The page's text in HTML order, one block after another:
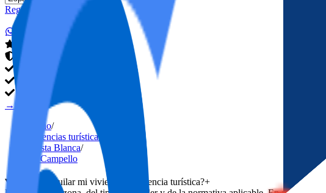
Register
→
Inicio/
Licencias turísticas
Costa Blanca/
El Campello
¿Puedo alquilar mi vivienda sin licencia turística?+